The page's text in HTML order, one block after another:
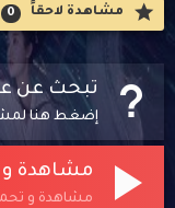
مشاهدة لاحقاََ 0
تبحث عن
إضغط هنا
مشاهدة
مشاهدة و